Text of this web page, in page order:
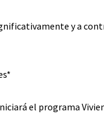
y a
el programa